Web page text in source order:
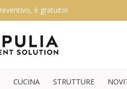
è gratuito!
CUCINA STRUTTURE